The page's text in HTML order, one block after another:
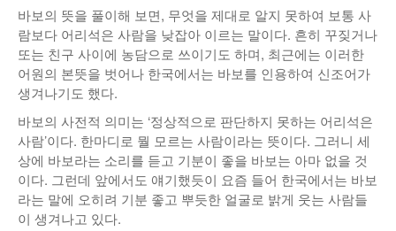
이명덕칼럼
김원동칼럼
100인선/독자광장
독자광장
여행
인근여행지
놀이공원
낚시/비치
골프
인터뷰/탐방
바보의 뜻을 풀이해 보면, 무엇을 제대로 알지 못하여 보통 사
람보다 어리석은 사람을 낮잡아 이르는 말이다. 흔히 꾸짖거나
또는 친구 사이에 농담으로 쓰이기도 하며, 최근에는 이러한
어원의 본뜻을 벗어나 한국에서는 바보를 인용하여 신조어가
생겨나기도 했다.
바보의 사전적 의미는 ‘정상적으로 판단하지 못하는 어리석은
사람’이다. 한마디로 뭘 모르는 사람이라는 뜻이다. 그러니 세
상에 바보라는 소리를 듣고 기분이 좋을 바보는 아마 없을 것
이다. 그런데 앞에서도 얘기했듯이 요즘 들어 한국에서는 바보
라는 말에 오히려 기분 좋고 뿌듯한 얼굴로 밝게 웃는 사람들
이 생겨나고 있다.